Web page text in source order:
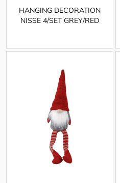
HANGING DECORATION
NISSE 4/SET GREY/RED